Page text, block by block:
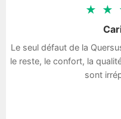
★ ★
Le seul défaut de la
le reste, le confort, la
sont